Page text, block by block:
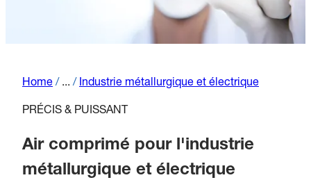
Home / ... / Industrie métallurgique et électrique
PRÉCIS & PUISSANT
Air comprimé pour l'industrie
métallurgique et électrique